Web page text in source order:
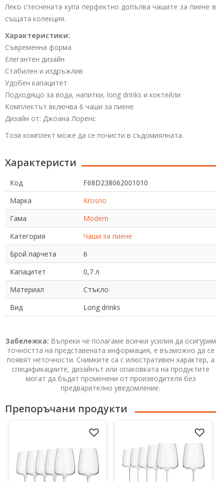
Леко стеснената купа перфектно допълва чашите за пиене в
същата колекция.
Характеристики:
Съвременна форма
Елегантен дизайн
Стабилен и издръжлив
Удобен капацитет
Подходящо за вода, напитки, long drinks и коктейли
Комплектът включва 6 чаши за пиене
Дизайн от: Джоана Лоренс
Този комплект може да се почисти в съдомиялната.
Характеристи
Код
F68D238062001010
Марка
Krosno
Гама
Modern
Категория
Чаши за пиене
Брой парчета
6
Капацитет
0,7 л
Материал
Стъкло
Вид
Long drinks
Забележка: Въпреки че полагаме всички усилия да осигурим
точността на представената информация, е възможно да се
появят неточности. Снимките са с илюстративен характер, а
спецификациите, дизайнът или опаковката на продуктите
могат да бъдат променени от производителя без
предварително уведомление.
Препоръчани продукти